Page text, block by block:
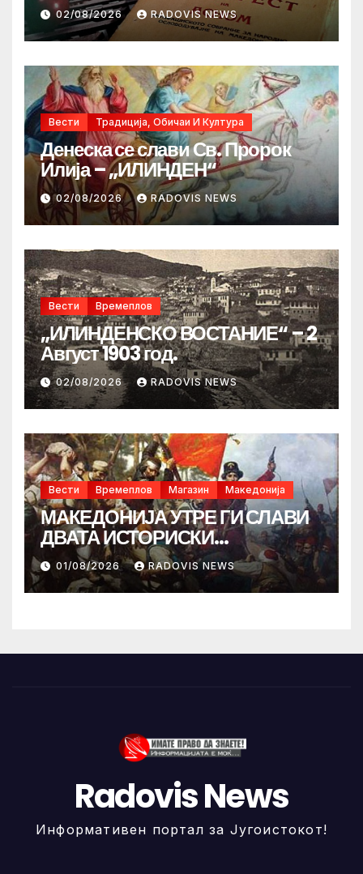
02/08/2026 RADOVIS NEWS
Вести Традиција, Обичаи И Култура
Денеска се слави Св. Пророк
Илија – „ИЛИНДЕН“
02/08/2026 RADOVIS NEWS
Вести Времеплов
„ИЛИНДЕНСКО ВОСТАНИЕ“ – 2
Август 1903 год.
02/08/2026 RADOVIS NEWS
Вести Времеплов Магазин Македонија
МАКЕДОНИЈА УТРЕ ГИ СЛАВИ
ДВАТА ИСТОРИСКИ
ИЛИНДЕНА!
01/08/2026 RADOVIS NEWS
Radovis News
Информативен портал за Југоистокот!